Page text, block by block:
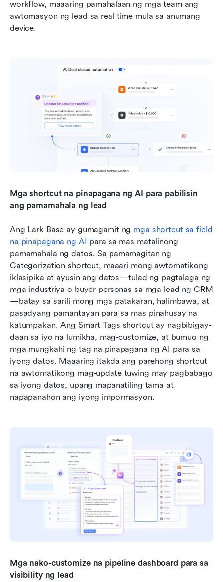
workflow, maaaring pamahalaan ng mga team ang
awtomasyon ng lead sa real time mula sa anumang
device.
Mga shortcut na pinapagana ng AI para pabilisin
ang pamamahala ng lead
Ang Lark Base ay gumagamit ng mga shortcut sa field
na pinapagana ng AI para sa mas matalinong
pamamahala ng datos. Sa pamamagitan ng
Categorization shortcut, maaari mong awtomatikong
iklasipika at ayusin ang datos—tulad ng pagtalaga ng
mga industriya o buyer personas sa mga lead ng CRM
—batay sa sarili mong mga patakaran, halimbawa, at
pasadyang pamantayan para sa mas pinahusay na
katumpakan. Ang Smart Tags shortcut ay nagbibigay-
daan sa iyo na lumikha, mag-customize, at bumuo ng
mga mungkahi ng tag na pinapagana ng AI para sa
iyong datos. Maaaring itakda ang parehong shortcut
na awtomatikong mag-update tuwing may pagbabago
sa iyong datos, upang mapanatiling tama at
napapanahon ang iyong impormasyon.
Mga nako-customize na pipeline dashboard para sa
visibility ng lead